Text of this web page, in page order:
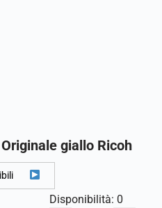
giallo Ricoh
Disponibilità: 0